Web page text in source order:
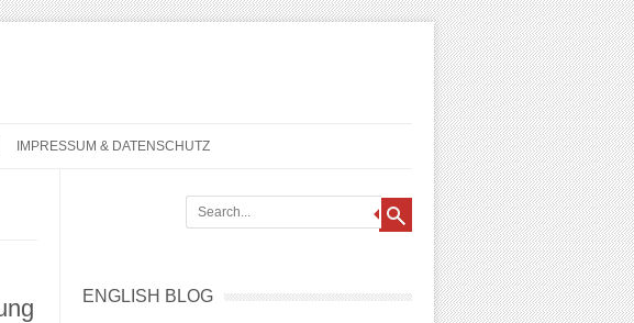
IMPRESSUM & DATENSCHUTZ
ENGLISH BLOG